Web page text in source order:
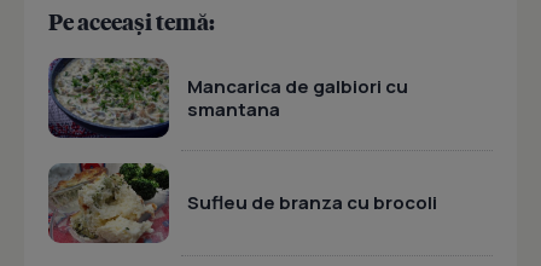
Pe aceeași temă:
Mancarica de galbiori cu
smantana
Sufleu de branza cu brocoli